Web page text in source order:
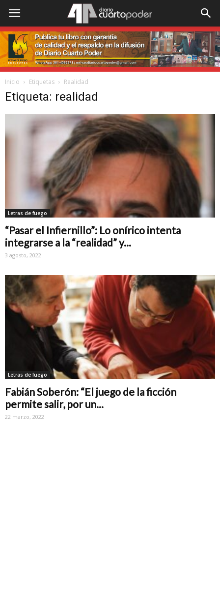
Inicio Etiquetas Realidad
Etiqueta: realidad
Letras de fuego
“Pasar el Infiernillo”: Lo onírico intenta
integrarse a la “realidad” y...
3 agosto, 2022
Letras de fuego
Fabián Soberón: “El juego de la ficción
permite salir, por un...
22 marzo, 2022